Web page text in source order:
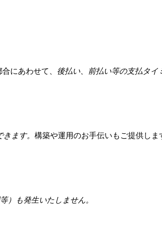
にあわせて、 後払い、前払い等の支払タイ
ます。 構築や運用のお手伝いもご提供しま
）も発生いたしません。